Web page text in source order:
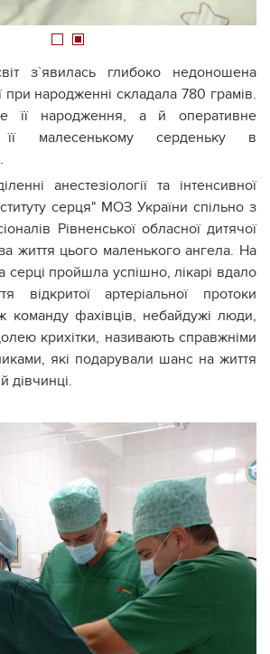
1 2
з`явилась глибоко недоношена
при народженні складала 780 грамів.
народження, а й оперативне
малесенькому серденьку в
анестезіології та інтенсивної
серця" МОЗ України спільно з
Рівненської обласної дитячої
життя цього маленького ангела. На
серці пройшла успішно, лікарі вдало
відкритої артеріальної протоки
команду фахівців, небайдужі люди,
крихітки, називають справжніми
які подарували шанс на життя
дівчинці.